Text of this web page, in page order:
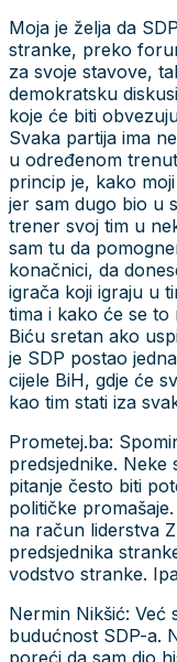
Moja je želja da
stranke, preko
za svoje stavove,
demokratsku
koje će biti
Svaka partija ima
u određenom
princip je, kako
jer sam dugo bio u
trener svoj tim u
sam tu da
konačnici, da
igrača koji igraju u
tima i kako će se
Biću sretan ako
je SDP postao
cijele BiH, gdje će
kao tim stati iza
Prometej.ba:
predsjednike. Neke
pitanje često biti
političke
na račun liderstva
predsjednika
vodstvo stranke.
Nermin Nikšić: Već
budućnost SDP-a.
poreći da sam dio